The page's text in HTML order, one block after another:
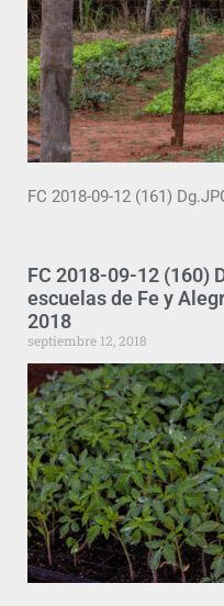
FC 2018-09-12 (161)
FC 2018-09-12 (160)
escuelas de Fe y
2018
septiembre 12, 2018